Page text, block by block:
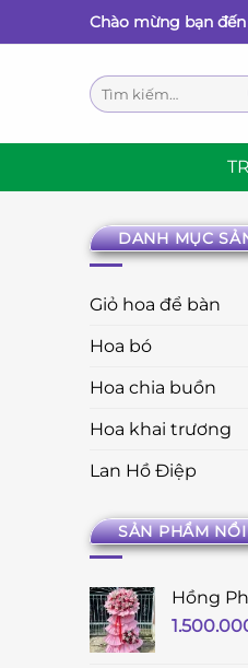
qua
Chào mừng bạn đến
Tìm
kiếm:
DANH MỤC
Giỏ hoa để bàn
Hoa bó
Hoa chia buồn
Hoa khai trương
Lan Hồ Điệp
SẢN PHẨM
Hồng